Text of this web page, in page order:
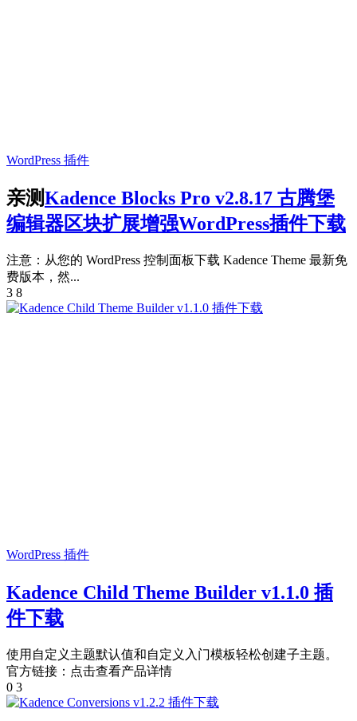
WordPress 插件
亲测Kadence Blocks Pro v2.8.17 古腾堡
编辑器区块扩展增强WordPress插件下载
注意：从您的 WordPress 控制面板下载 Kadence Theme 最新免
费版本，然...
3 8
WordPress 插件
Kadence Child Theme Builder v1.1.0 插
件下载
使用自定义主题默认值和自定义入门模板轻松创建子主题。
官方链接：点击查看产品详情
0 3